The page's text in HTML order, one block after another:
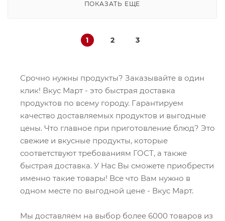
ПОКАЗАТЬ ЕЩЕ
1 2 3
Срочно нужны продукты? Заказывайте в один
клик! Вкус Март - это быстрая доставка
продуктов по всему городу. Гарантируем
качество доставляемых продуктов и выгодные
цены. Что главное при приготовление блюд? Это
свежие и вкусные продукты, которые
соответствуют требованиям ГОСТ, а также
быстрая доставка. У Нас Вы сможете приобрести
именно такие товары! Все что Вам нужно в
одном месте по выгодной цене - Вкус Март.
Мы доставляем на выбор более 6000 товаров из